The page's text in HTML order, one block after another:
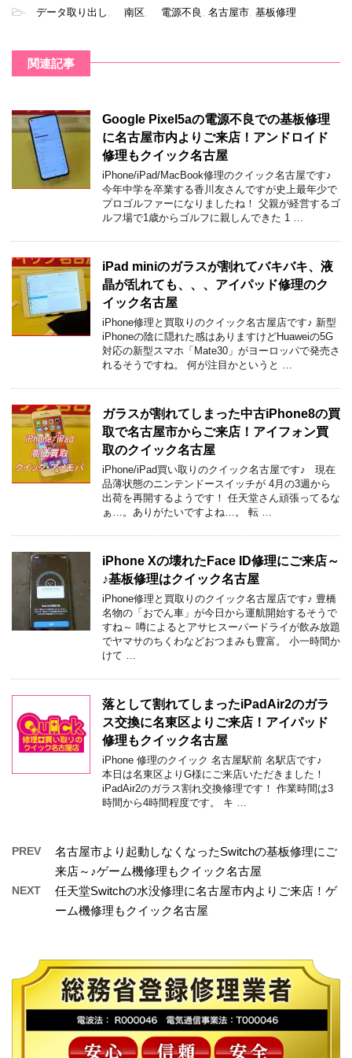
- データ取り出し 南区 電源不良 名古屋市 基板修理
関連記事
Google Pixel5aの電源不良での基板修理
に名古屋市内よりご来店！アンドロイド
修理もクイック名古屋
iPhone/iPad/MacBook修理のクイック名古屋です♪
今年中学を卒業する香川友さんですが史上最年少で
プロゴルファーになりましたね！ 父親が経営するゴ
ルフ場で1歳からゴルフに親しんできた 1 …
iPad miniのガラスが割れてバキバキ、液
晶が乱れても、、、アイパッド修理のク
イック名古屋
iPhone修理と買取りのクイック名古屋店です♪ 新型
iPhoneの陰に隠れた感はありますけどHuaweiの5G
対応の新型スマホ「Mate30」がヨーロッパで発売さ
れるそうですね。 何が注目かというと …
ガラスが割れてしまった中古iPhone8の買
取で名古屋市からご来店！アイフォン買
取のクイック名古屋
iPhone/iPad買い取りのクイック名古屋です♪ 現在
品薄状態のニンテンドースイッチが 4月の3週から
出荷を再開するようです！ 任天堂さん頑張ってるな
ぁ…。ありがたいですよね…。 転 …
iPhone Xの壊れたFace ID修理にご来店～
♪基板修理はクイック名古屋
iPhone修理と買取りのクイック名古屋店です♪ 豊橋
名物の「おでん車」が今日から運航開始するそうで
すね～ 噂によるとアサヒスーパードライが飲み放題
でヤマサのちくわなどおつまみも豊富。 小一時間か
けて …
落として割れてしまったiPadAir2のガラ
ス交換に名東区よりご来店！アイパッド
修理もクイック名古屋
iPhone 修理のクイック 名古屋駅前 名駅店です♪
本日は名東区よりG様にご来店いただきました！
iPadAir2のガラス割れ交換修理です！ 作業時間は3
時間から4時間程度です。 キ …
PREV
名古屋市より起動しなくなったSwitchの基板修理にご
来店～♪ゲーム機修理もクイック名古屋
NEXT
任天堂Switchの水没修理に名古屋市内よりご来店！ゲ
ーム機修理もクイック名古屋